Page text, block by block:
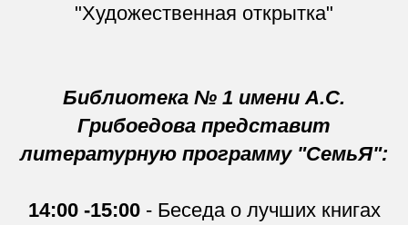
"Художественная открытка"
Библиотека № 1 имени А.С.
Грибоедова представит
литературную программу "СемьЯ":
14:00 -15:00 - Беседа о лучших книгах